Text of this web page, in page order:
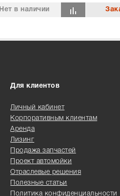
Нет в наличии
Для клиентов
Личный кабинет
Корпоративным клиентам
Аренда
Лизинг
Продажа запчастей
Проект автомойки
Отраслевые решения
Полезные статьи
Политика конфиденциальности